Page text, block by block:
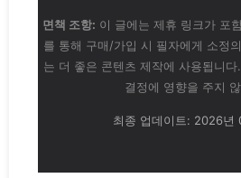
면책 조항: 이 글에는 제휴 링크가 포
를 통해 구매/가입 시 필자에게 소정
는 더 좋은 콘텐츠 제작에 사용됩니
결정에 영향을 주지
최종 업데이트: 2026년